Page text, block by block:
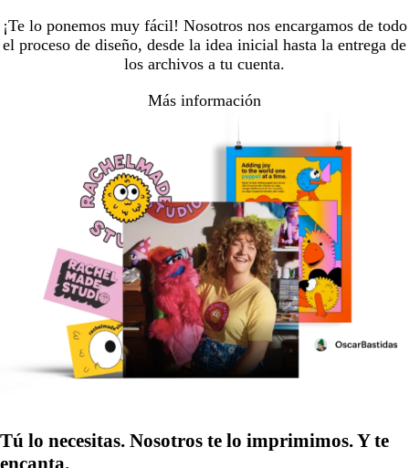
¡Te lo ponemos muy fácil! Nosotros nos encargamos de todo
el proceso de diseño, desde la idea inicial hasta la entrega de
los archivos a tu cuenta.
Más información
Tú lo necesitas. Nosotros te lo imprimimos. Y te
encanta.